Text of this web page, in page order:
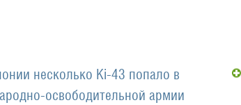
несколько Ki-43 попало в
освободительной армии